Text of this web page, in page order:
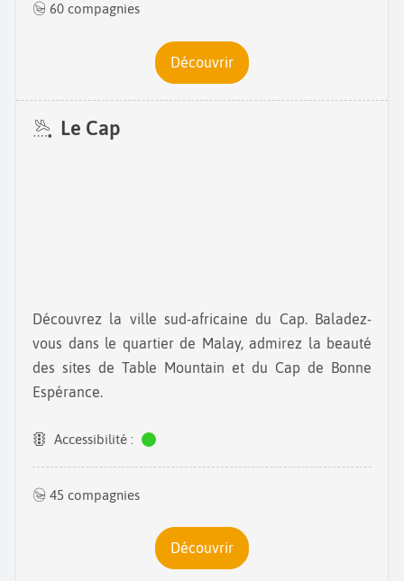
60 compagnies
Découvrir
Le Cap
Découvrez la ville sud-africaine du Cap. Baladez-
vous dans le quartier de Malay, admirez la beauté
des sites de Table Mountain et du Cap de Bonne
Espérance.
Accessibilité :
45 compagnies
Découvrir